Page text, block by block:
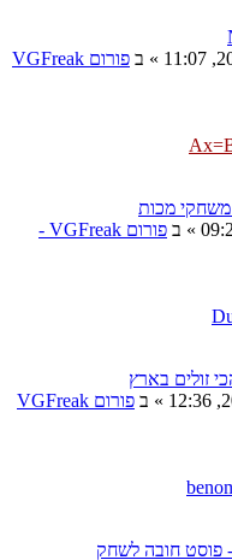
» ב
פורום VGFreak
משחקי מכות
» ב
פורום VGFreak -
זולים בארץ
» ב
פורום VGFreak